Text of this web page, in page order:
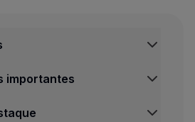
importantes